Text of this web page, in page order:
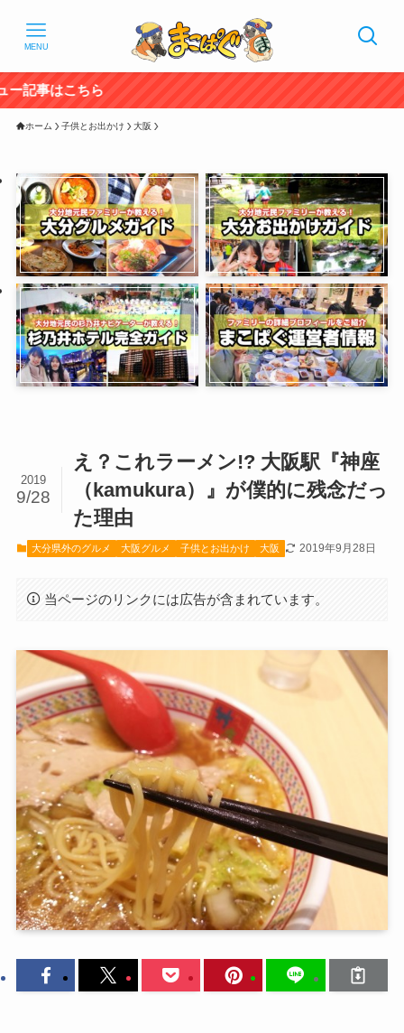
MENU
ホーム 子供とお出かけ 大阪
え？これラーメン!? 大阪駅『神座
（kamukura）』が僕的に残念だっ
た理由
2019
9/28
大分県外のグルメ 大阪グルメ 子供とお出かけ 大阪 2019年9月28日
当ページのリンクには広告が含まれています。